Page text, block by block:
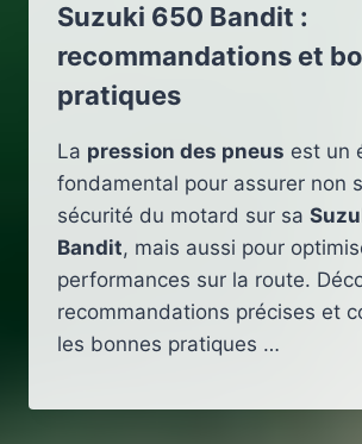
Suzuki 650 Bandit :
recommandations et
pratiques
La pression des pneus est un
fondamental pour assurer non
sécurité du motard sur sa
Bandit, mais aussi pour
performances sur la route.
recommandations précises et
les bonnes pratiques …